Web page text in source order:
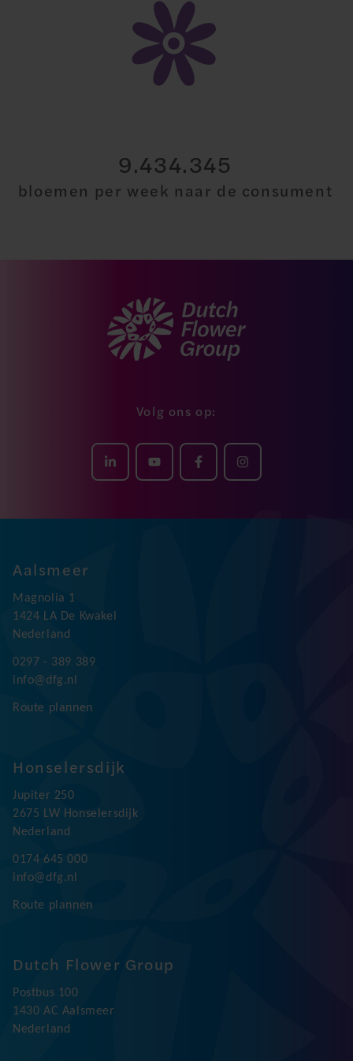
27.023.505
bloemen per week naar de consument
Volg ons op:
Aalsmeer
Magnolia 1
1424 LA De Kwakel
Nederland
0297 - 389 389
info@dfg.nl
Route plannen
Honselersdijk
Jupiter 250
2675 LW Honselersdijk
Nederland
0174 645 000
info@dfg.nl
Route plannen
Dutch Flower Group
Postbus 100
1430 AC Aalsmeer
Nederland